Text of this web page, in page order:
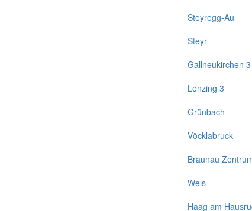
Steyregg-Au
Steyr
Gallneukirchen 3
Lenzing 3
Grünbach
Vöcklabruck
Braunau
Wels
Haag am